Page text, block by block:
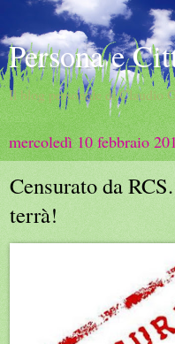
Persona e
Il blog personale di Claudio
mercoledì 10 febbraio
Censurato da
terrà!